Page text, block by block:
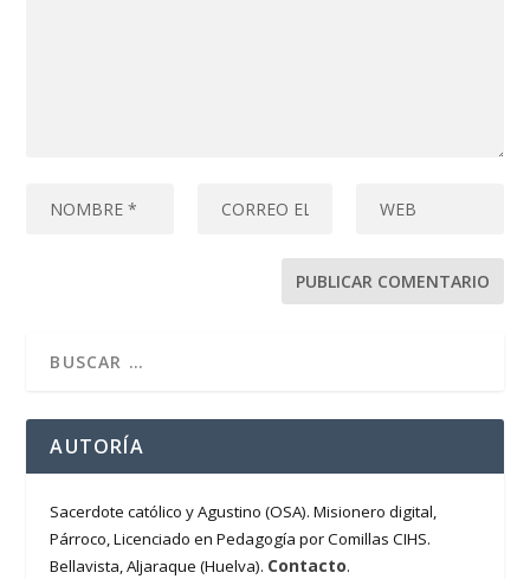
AUTORÍA
Sacerdote católico y Agustino (OSA). Misionero digital,
Párroco, Licenciado en Pedagogía por Comillas CIHS.
Bellavista, Aljaraque (Huelva). Contacto.